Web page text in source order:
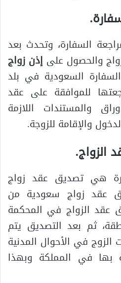
السفارة، وتحدث بعد
والحصول علىإذن زواج
السعودية في بلد
للموافقة على عقد
والمستندات اللازمة
والإقامة للزوجة.
الزواج.
هي تصديق عقد زواج
عقد زواج سعودية من
عقد الزواج في المحكمة
ثم بعد التصديق يتم
الزوج في الأحوال المدنية
بها في المملكة وبهذا